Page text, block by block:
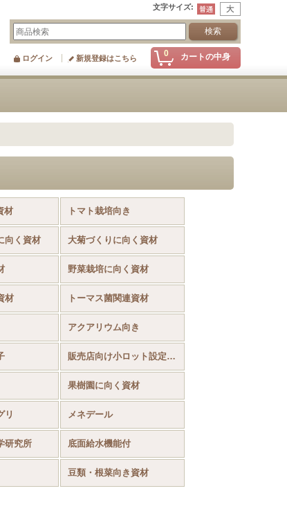
文字サイズ:
0 カートの中身
ログイン 新規登録はこちら
材 トマト栽培向き
向く資材 大菊づくりに向く資材
野菜栽培に向く資材
材 トーマス菌関連資材
アクアリウム向き
販売店向け小ロット設定あり
果樹園に向く資材
リ メネデール
研究所 底面給水機能付
豆類・根菜向き資材